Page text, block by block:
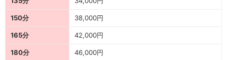
150分 38,000円
165分 42,000円
180分 46,000円